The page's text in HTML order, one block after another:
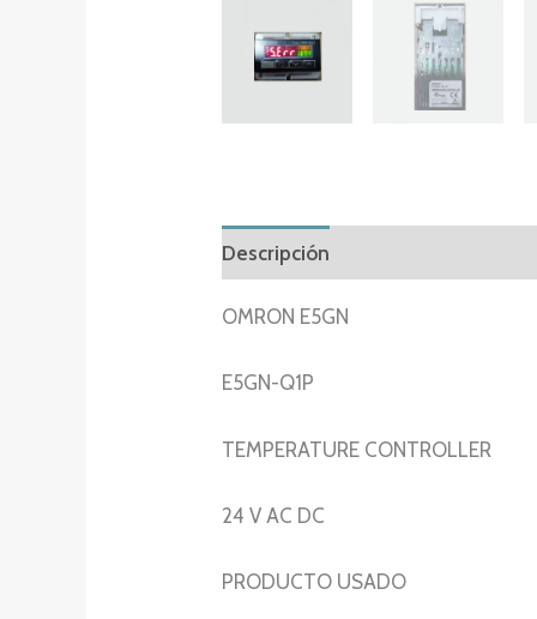
Descripción
OMRON E5GN
E5GN-Q1P
TEMPERATURE CONTROLLER
24 V AC DC
PRODUCTO USADO